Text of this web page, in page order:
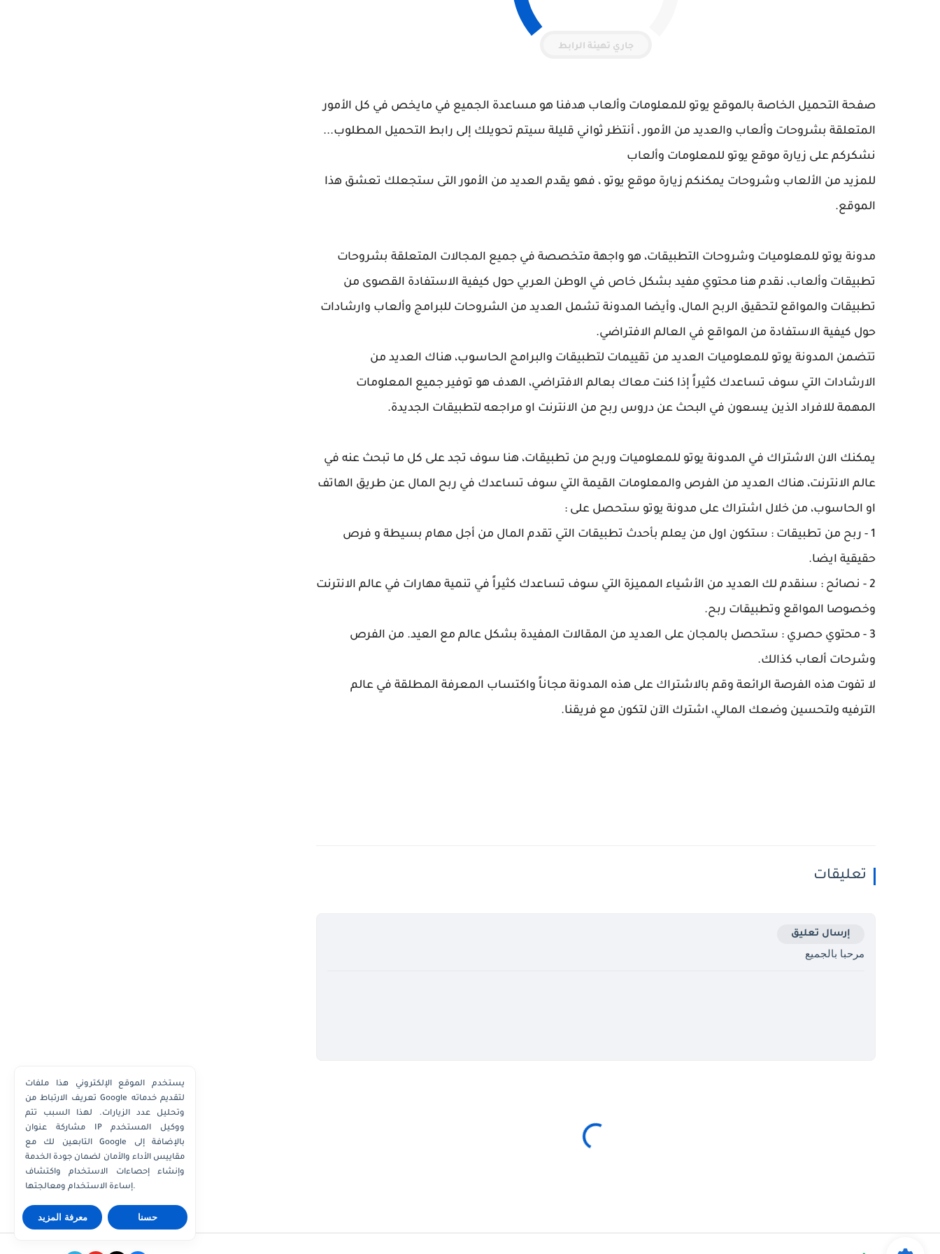
جاري تهيئة الرابط
صفحة التحميل الخاصة بالموقع يوتو للمعلومات وألعاب هدفنا هو مساعدة الجميع في مايخص في كل الأمور
المتعلقة بشروحات وألعاب والعديد من الأمور ، أنتظر ثواني قليلة سيتم تحويلك إلى رابط التحميل المطلوب...
نشكركم على زيارة موقع يوتو للمعلومات وألعاب
للمزيد من الألعاب وشروحات يمكنكم زيارة موقع يوتو ، فهو يقدم العديد من الأمور التى ستجعلك تعشق هذا
الموقع.
مدونة يوتو للمعلوميات وشروحات التطبيقات، هو واجهة متخصصة في جميع المجالات المتعلقة بشروحات
تطبيقات وألعاب، نقدم هنا محتوي مفيد بشكل خاص في الوطن العربي حول كيفية الاستفادة القصوى من
تطبيقات والمواقع لتحقيق الربح المال، وأيضا المدونة تشمل العديد من الشروحات للبرامج وألعاب وارشادات
حول كيفية الاستفادة من المواقع في العالم الافتراضي.
تتضمن المدونة يوتو للمعلوميات العديد من تقييمات لتطبيقات والبرامج الحاسوب، هناك العديد من
الارشادات التي سوف تساعدك كثيراً إذا كنت معاك بعالم الافتراضي، الهدف هو توفير جميع المعلومات
المهمة للافراد الذين يسعون في البحث عن دروس ربح من الانترنت او مراجعه لتطبيقات الجديدة.
يمكنك الان الاشتراك في المدونة يوتو للمعلوميات وربح من تطبيقات، هنا سوف تجد على كل ما تبحث عنه في
عالم الانترنت، هناك العديد من الفرص والمعلومات القيمة التي سوف تساعدك في ربح المال عن طريق الهاتف
او الحاسوب، من خلال اشتراك على مدونة يوتو ستحصل على :
1 - ربح من تطبيقات : ستكون اول من يعلم بأحدث تطبيقات التي تقدم المال من أجل مهام بسيطة و فرص
حقيقية ايضا.
2 - نصائح : سنقدم لك العديد من الأشياء المميزة التي سوف تساعدك كثيراً في تنمية مهارات في عالم الانترنت
وخصوصا المواقع وتطبيقات ربح.
3 - محتوي حصري : ستحصل بالمجان على العديد من المقالات المفيدة بشكل عالم مع العيد. من الفرص
وشرحات ألعاب كذالك.
لا تفوت هذه الفرصة الرائعة وقم بالاشتراك على هذه المدونة مجاناً واكتساب المعرفة المطلقة في عالم
الترفيه ولتحسين وضعك المالي، اشترك الآن لتكون مع فريقنا.
تعليقات
إرسال تعليق
مرحبا بالجميع
يستخدم الموقع الإلكتروني هذا ملفات
تعريف الارتباط من Google لتقديم خدماته
وتحليل عدد الزيارات. لهذا السبب تتم
مشاركة عنوان IP ووكيل المستخدم
التابعين لك مع Google بالإضافة إلى
مقاييس الأداء والأمان لضمان جودة الخدمة
وإنشاء إحصاءات الاستخدام واكتشاف
إساءة الاستخدام ومعالجتها.
معرفة المزيد حسنا